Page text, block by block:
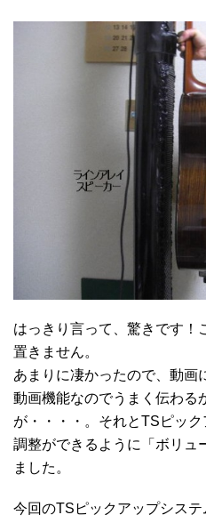
はっきり言って、驚きです！
置きません。
あまりに凄かったので、動画
動画機能なのでうまく伝わる
が・・・・。それとTSピッ
調整ができるように「ボリュ
ました。
今回のTSピックアップシス